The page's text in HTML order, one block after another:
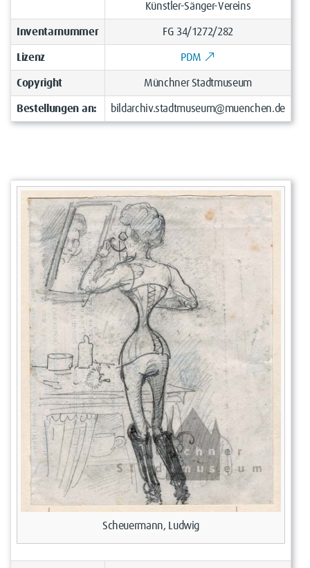
Künstler-Sänger-Vereins
Inventarnummer FG 34/1272/282
Lizenz PDM
Copyright Münchner Stadtmuseum
Bestellungen an: bildarchiv.stadtmuseum@muenchen.de
Scheuermann, Ludwig